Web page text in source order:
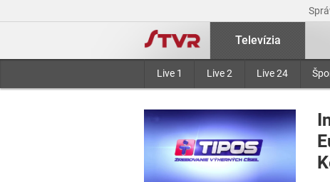
Televízia
Live 1 Live 2 Live 24